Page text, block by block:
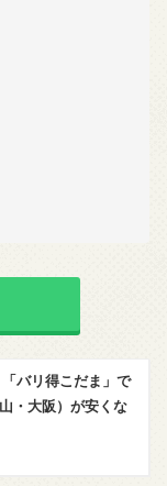
「バリ得こだま」で
・大阪）が安くな